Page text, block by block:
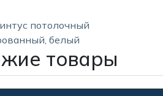
потолочный
белый
товары